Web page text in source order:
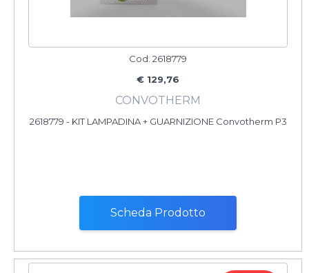
Cod. 2618779
€ 129,76
CONVOTHERM
2618779 - KIT LAMPADINA + GUARNIZIONE Convotherm P3
Scheda Prodotto